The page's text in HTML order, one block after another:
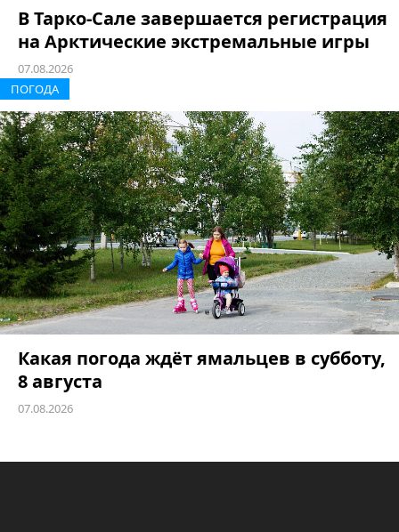
В Тарко-Сале завершается регистрация
на Арктические экстремальные игры
07.08.2026
ПОГОДА
Какая погода ждёт ямальцев в субботу,
8 августа
07.08.2026